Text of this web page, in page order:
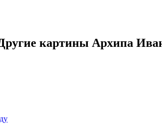
картины Архипа